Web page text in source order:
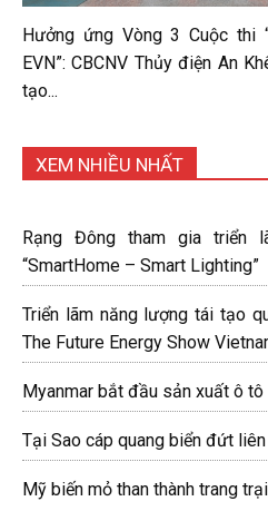
Hưởng ứng Vòng 3 Cuộc thi
EVN”: CBCNV Thủy điện An
tạo...
XEM NHIỀU NHẤT
Rạng Đông tham gia triển
“SmartHome – Smart Lighting”
Triển lãm năng lượng tái tạo
The Future Energy Show
Myanmar bắt đầu sản xuất ô
Tại Sao cáp quang biển đứt
Mỹ biến mỏ than thành trang